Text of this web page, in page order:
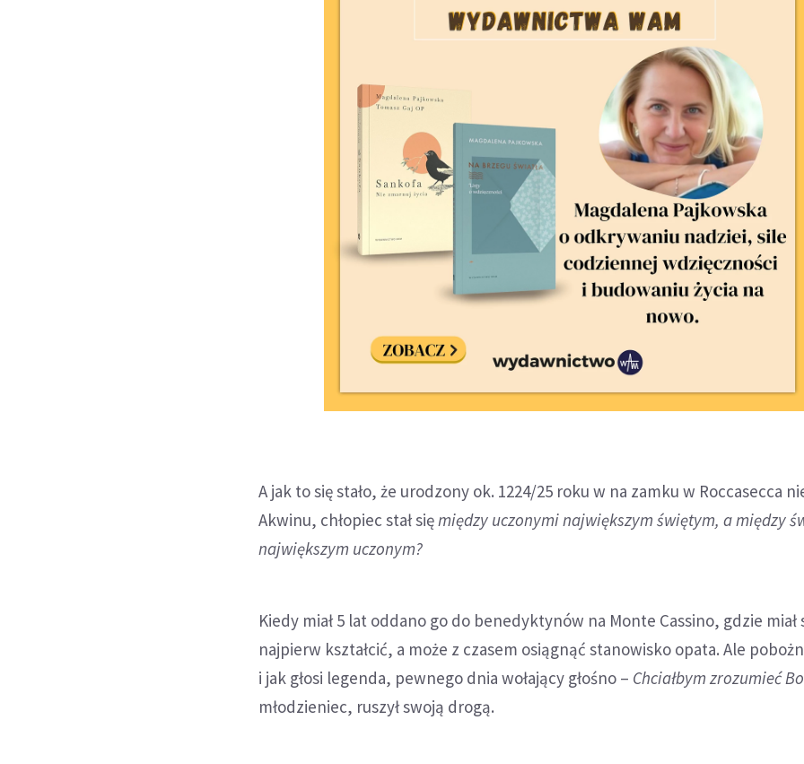
A jak to się stało, że urodzony ok. 1224/25 roku w na zamku w Roccasecca
Akwinu, chłopiec stał się między uczonymi największym świętym, a między
największym uczonym?
Kiedy miał 5 lat oddano go do benedyktynów na Monte Cassino, gdzie miał
najpierw kształcić, a może z czasem osiągnąć stanowisko opata. Ale
i jak głosi legenda, pewnego dnia wołający głośno – Chciałbym zrozumieć
młodzieniec, ruszył swoją drogą.